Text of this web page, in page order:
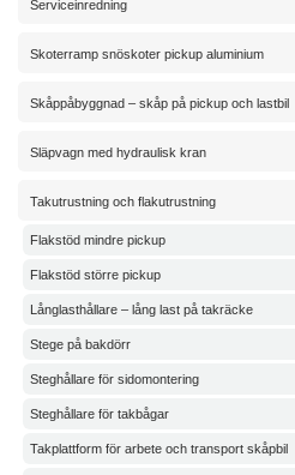
Serviceinredning
Skoterramp snöskoter pickup aluminium
Skåppåbyggnad – skåp på pickup och lastbil
Släpvagn med hydraulisk kran
Takutrustning och flakutrustning
Flakstöd mindre pickup
Flakstöd större pickup
Långlasthållare – lång last på takräcke
Stege på bakdörr
Steghållare för sidomontering
Steghållare för takbågar
Takplattform för arbete och transport skåpbil